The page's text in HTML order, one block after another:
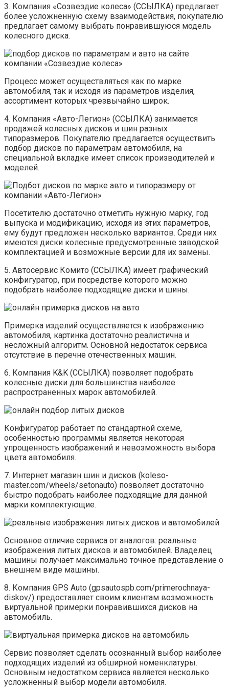
3. Компания «Созвездие колеса» (ССЫЛКА) предлагает
более усложненную схему взаимодействия, покупателю
предлагает самому выбрать понравившуюся модель
колесного диска.
Процесс может осуществляться как по марке
автомобиля, так и исходя из параметров изделия,
ассортимент которых чрезвычайно широк.
4. Компания «Авто-Легион» (ССЫЛКА) занимается
продажей колесных дисков и шин разных
типоразмеров. Покупателю предлагается осуществить
подбор дисков по параметрам автомобиля, на
специальной вкладке имеет список производителей и
моделей.
Посетителю достаточно отметить нужную марку, год
выпуска и модификацию, исходя из этих параметров,
ему будут предложен несколько вариантов. Среди них
имеются диски колесные предусмотренные заводской
комплектацией и возможные версии для их замены.
5. Автосервис Комито (ССЫЛКА) имеет графический
конфигуратор, при посредстве которого можно
подобрать наиболее подходящие диски и шины.
Примерка изделий осуществляется к изображению
автомобиля, картинка достаточно реалистична и
несложный алгоритм. Основной недостаток сервиса
отсутствие в перечне отечественных машин.
6. Компания K&K (ССЫЛКА) позволяет подобрать
колесные диски для большинства наиболее
распространенных марок автомобилей.
Конфигуратор работает по стандартной схеме,
особенностью программы является некоторая
упрощенность изображений и невозможность выбора
цвета автомобиля.
7. Интернет магазин шин и дисков (koleso-
master.com/wheels/setonauto) позволяет достаточно
быстро подобрать наиболее подходящие для данной
марки комплектующие.
Основное отличие сервиса от аналогов: реальные
изображения литых дисков и автомобилей. Владелец
машины получает максимально точное представление о
внешнем виде машины.
8. Компания GPS Auto (gpsautospb.com/primerochnaya-
diskov/) предоставляет своим клиентам возможность
виртуальной примерки понравившихся дисков на
автомобиль.
Сервис позволяет сделать осознанный выбор наиболее
подходящих изделий из обширной номенклатуры.
Основным недостатком сервиса является несколько
усложненный выбор модели автомобиля.